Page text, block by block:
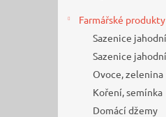
Farmářské produkty
Sazenice
Sazenice
Ovoce, zelenina
Koření, semínka
Domácí džemy